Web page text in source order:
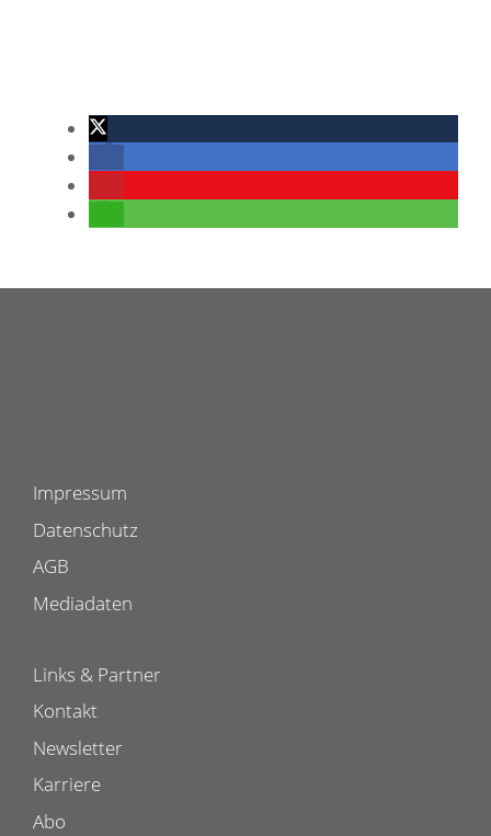
Impressum
Datenschutz
AGB
Mediadaten
Links & Partner
Kontakt
Newsletter
Karriere
Abo